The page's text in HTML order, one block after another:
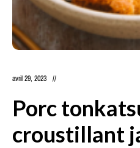
avril 29, 2023
Porc
croustillant